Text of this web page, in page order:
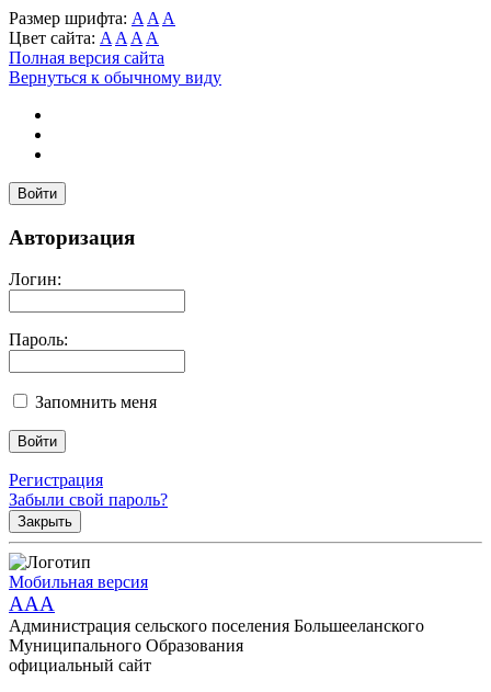
Размер шрифта: A A A
Цвет сайта: A A A A
Полная версия сайта
Вернуться к обычному виду
Войти
Авторизация
Логин:
Пароль:
Запомнить меня
Регистрация
Забыли свой пароль?
Закрыть
Мобильная версия
AAA
Администрация сельского поселения Большееланского
Муниципального Образования
официальный сайт